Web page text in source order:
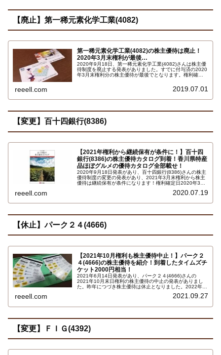
【廃止】第一稀元素化学工業(4082)
第一稀元素化学工業(4082)の株主優待は廃止！
2020年3月末権利が最後…
2020年9月18日、第一稀元素化学工業(4082)さんは株主優
待制度を廃止する発表がありました。すでに付与済の2020
年3月末権利分の株主優待が最後でとなります。権利確定
ル クオカード（ＱＵＯカード）×2枚 合計2000円相当で
reeell.com 2019.07.01
【変更】百十四銀行(8386)
【2021年権利から継続保有が条件に！】百十四
銀行(8386)の株主優待カタログ到着！香川県特産
品ほぼグルメの優待カタログ全部載せ！
2020年9月18日発表があり、百十四銀行(8386)さんの株主
優待制度の変更の発表があり、2021年3月末権利から株主
優待は継続保有が条件になります！権利確定日2020年3月
当の地元香川県特産品を中心に掲載したほぼグルメ商品の
reeell.com 2020.07.19
【休止】パーク２４(4666)
【2021年10月権利も株主優待中止！】パーク２
４(4666)の株主優待を紹介！到着したタイムズチ
ケット2000円相当！
2021年6月14日発表があり、パーク２４(4666)さんの
2021年10月末日権利の株主優待の中止の発表がありまし
た。昨年につづき株主優待は休止となりました。2022年
reeell.com 2021.09.27
【変更】ＦＩＧ(4392)